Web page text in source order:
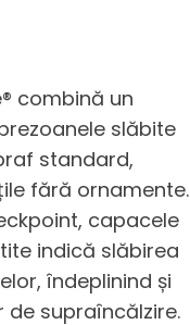
combină un
slăbite
standard,
fără ornamente.
capacele
indică slăbirea
îndeplinind și
de supraîncălzire.